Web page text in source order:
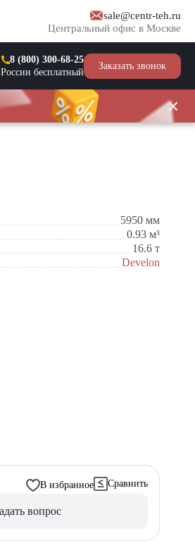
sale@centr-teh.ru
Центральный офис в Москве
8 (800) 300-68-25
бесплатный
Заказать звонок
5950 мм
0.93 м³
16.6 т
Develon
В избранное Сравнить
вопрос